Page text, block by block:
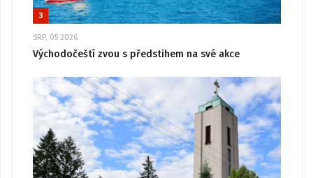
3
SRP, 05 2026
Východočeští zvou s předstihem na své akce